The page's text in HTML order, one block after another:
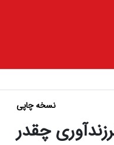
نسخه چاپی
چقدر